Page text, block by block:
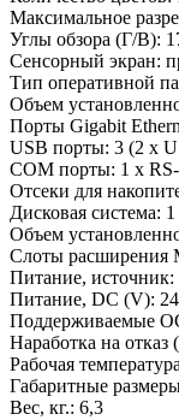
Максимальное
Углы обзора (Г/В):
Сенсорный экран:
Тип оперативной
Объем
Порты Gigabit
USB порты: 3 (2 x
COM порты: 1 x
Отсеки для
Дисковая система:
Объем
Слоты расширения
Питание,
Питание, DC (V): 24
Поддерживаемые
Наработка на
Рабочая
Габаритные
Вес, кг.: 6,3